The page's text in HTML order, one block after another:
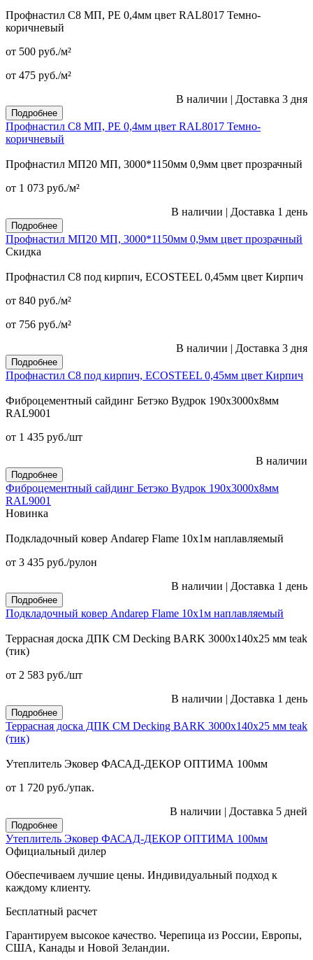
Профнастил С8 МП, PE 0,4мм цвет RAL8017 Темно-
коричневый
от 500 руб./м²
от 475 руб./м²
В наличии | Доставка 3 дня
Подробнее
Профнастил С8 МП, PE 0,4мм цвет RAL8017 Темно-
коричневый
Профнастил МП20 МП, 3000*1150мм 0,9мм цвет прозрачный
от 1 073 руб./м²
В наличии | Доставка 1 день
Подробнее
Профнастил МП20 МП, 3000*1150мм 0,9мм цвет прозрачный
Скидка
Профнастил С8 под кирпич, ECOSTEEL 0,45мм цвет Кирпич
от 840 руб./м²
от 756 руб./м²
В наличии | Доставка 3 дня
Подробнее
Профнастил С8 под кирпич, ECOSTEEL 0,45мм цвет Кирпич
Фиброцементный сайдинг Бетэко Вудрок 190х3000х8мм
RAL9001
от 1 435 руб./шт
В наличии
Подробнее
Фиброцементный сайдинг Бетэко Вудрок 190х3000х8мм
RAL9001
Новинка
Подкладочный ковер Andarep Flame 10х1м наплавляемый
от 3 435 руб./рулон
В наличии | Доставка 1 день
Подробнее
Подкладочный ковер Andarep Flame 10х1м наплавляемый
Террасная доска ДПК CM Decking BARK 3000х140х25 мм teak
(тик)
от 2 583 руб./шт
В наличии | Доставка 1 день
Подробнее
Террасная доска ДПК CM Decking BARK 3000х140х25 мм teak
(тик)
Утеплитель Эковер ФАСАД-ДЕКОР ОПТИМА 100мм
от 1 720 руб./упак.
В наличии | Доставка 5 дней
Подробнее
Утеплитель Эковер ФАСАД-ДЕКОР ОПТИМА 100мм
Официальный дилер
Обеспечиваем лучшие цены. Индивидуальный подход к
каждому клиенту.
Бесплатный расчет
Гарантируем высокое качество. Черепица из России, Европы,
США, Канады и Новой Зеландии.